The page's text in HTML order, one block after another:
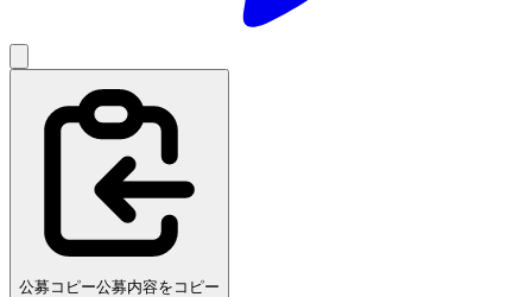
公募コピー公募内容をコピー